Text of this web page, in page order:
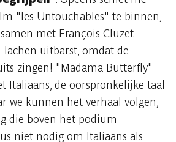
"les Untouchables" te binnen,
met François Cluzet
lachen uitbarst, omdat de
zingen! "Madama Butterfly"
Italiaans, de oorspronkelijke taal
we kunnen het verhaal volgen,
die boven het podium
niet nodig om Italiaans als